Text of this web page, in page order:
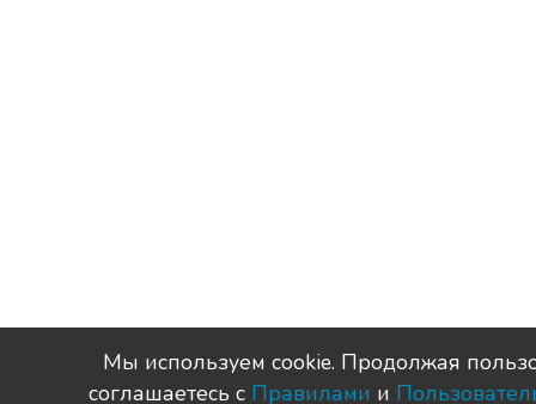
Мы используем сookie. Продолжая
соглашаетесь с Правилами и